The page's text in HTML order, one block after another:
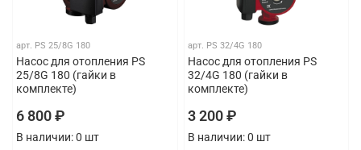
арт. PS 25/8G 180
Насос для отопления PS
25/8G 180 (гайки в
комплекте)
6 800 ₽
В наличии: 0 шт
арт. PS 32/4G 180
Насос для отопления PS
32/4G 180 (гайки в
комплекте)
3 200 ₽
В наличии: 0 шт